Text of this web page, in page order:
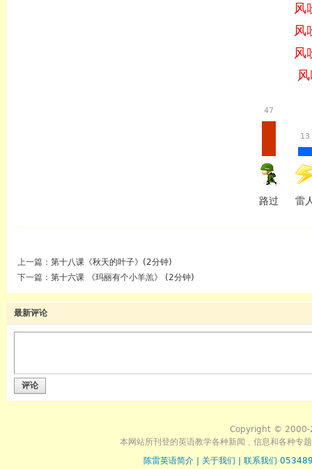
风
风
风
47
路过
13
雷
上一篇： 第十八课《秋天的叶子》(2分钟)
下一篇： 第十六课 《玛丽有个小羊羔》 (2分钟)
最新评论
评论
Copyright © 2000-
本网站所刊登的英语教学各种新闻﹑信息和各种专
陈雷英语简介
关于我们
联系我们